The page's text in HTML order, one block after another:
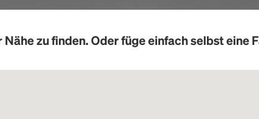
Nähe zu finden. Oder füge einfach selbst eine